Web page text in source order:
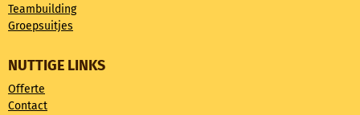
Teambuilding
Groepsuitjes
NUTTIGE LINKS
Offerte
Contact